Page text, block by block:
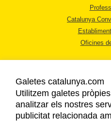
Catalunya
Oficines
AVÍS
Galetes catalunya.com
Utilitzem galetes
analitzar els nostres
publicitat relacionada